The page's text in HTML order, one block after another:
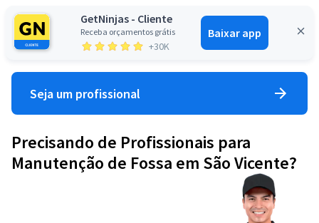
GetNinjas - Cliente
Receba orçamentos grátis
+30K
Baixar app
Entrar
Seja um profissional
Precisando de Profissionais para
Manutenção de Fossa em São Vicente?